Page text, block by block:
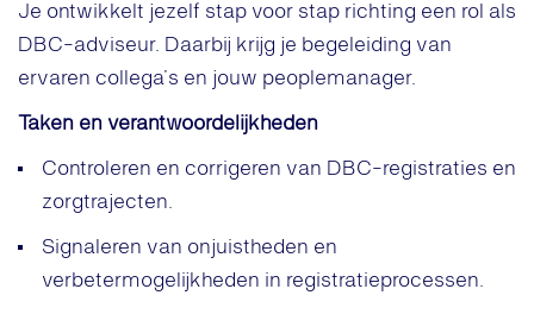
Je ontwikkelt jezelf stap voor stap richting een rol als
DBC-adviseur. Daarbij krijg je begeleiding van
ervaren collega’s en jouw peoplemanager.
Taken en verantwoordelijkheden
Controleren en corrigeren van DBC-registraties en
zorgtrajecten.
Signaleren van onjuistheden en
verbetermogelijkheden in registratieprocessen.